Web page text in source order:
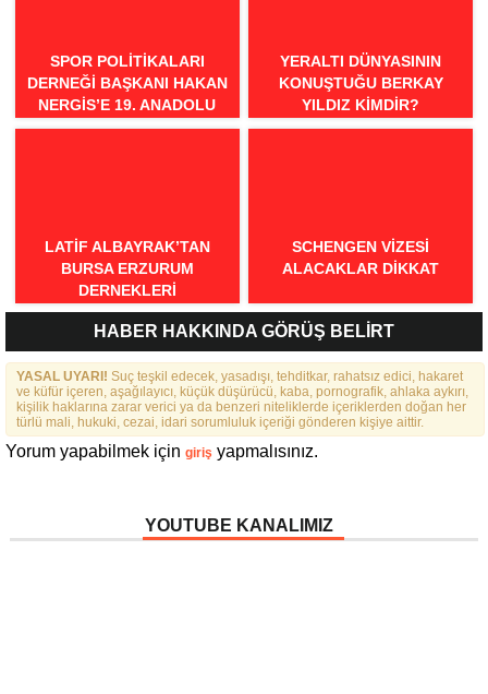
SPOR POLITIKALARI
DERNEĞI BAŞKANI HAKAN
NERGIS’E 19. ANADOLU
SPOR ÖDÜLLERI’NDE
YERALTI DÜNYASININ
KONUŞTUĞU BERKAY
YILDIZ KIMDIR?
LATIF ALBAYRAK’TAN
BURSA ERZURUM
DERNEKLERI
FEDERASYONU İÇIN 25
MADDELIK BÜYÜK VIZYON:
“DAHA GÜÇLÜ, DAHA ETKIN,
DAHA KAPSAYICI BIR
FEDERASYON İÇIN YOLA
ÇIKTIK”
SCHENGEN VİZESİ
ALACAKLAR DİKKAT
HABER HAKKINDA GÖRÜŞ BELİRT
YASAL UYARI! Suç teşkil edecek, yasadışı, tehditkar, rahatsız edici, hakaret
ve küfür içeren, aşağılayıcı, küçük düşürücü, kaba, pornografik, ahlaka aykırı,
kişilik haklarına zarar verici ya da benzeri niteliklerde içeriklerden doğan her
türlü mali, hukuki, cezai, idari sorumluluk içeriği gönderen kişiye aittir.
Yorum yapabilmek için giriş yapmalısınız.
YOUTUBE KANALIMIZ